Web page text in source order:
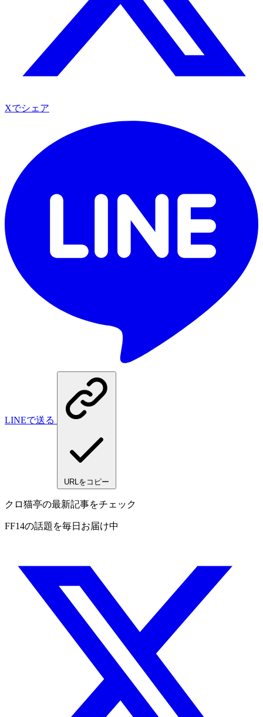
Xでシェア
LINEで送る
URLをコピー
クロ猫亭の最新記事をチェック
FF14の話題を毎日お届け中